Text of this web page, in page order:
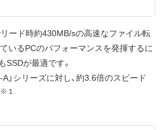
ード時約430MB/sの高速なファイル転
いるPCのパフォーマンスを発揮するに
SSDが最適です。
」シリーズに対し、約3.6倍のスピード
※１